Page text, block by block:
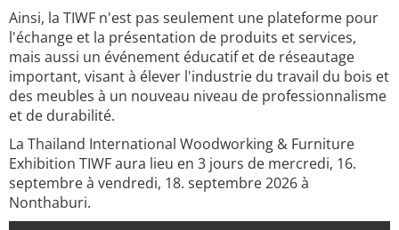
Ainsi, la TIWF n'est pas seulement une plateforme pour
l'échange et la présentation de produits et services,
mais aussi un événement éducatif et de réseautage
important, visant à élever l'industrie du travail du bois et
des meubles à un nouveau niveau de professionnalisme
et de durabilité.
La Thailand International Woodworking & Furniture
Exhibition TIWF aura lieu en 3 jours de mercredi, 16.
septembre à vendredi, 18. septembre 2026 à
Nonthaburi.